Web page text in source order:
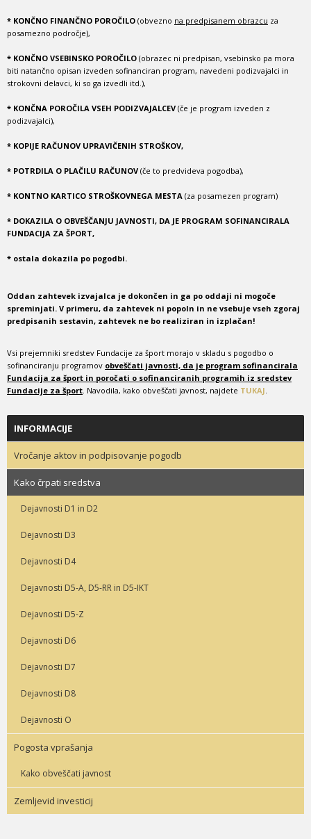
* KONČNO FINANČNO POROČILO (obvezno na predpisanem obrazcu za
posamezno področje),
* KONČNO VSEBINSKO POROČILO (obrazec ni predpisan, vsebinsko pa mora
biti natančno opisan izveden sofinanciran program, navedeni podizvajalci in
strokovni delavci, ki so ga izvedli itd.),
* KONČNA POROČILA VSEH PODIZVAJALCEV (če je program izveden z
podizvajalci),
* KOPIJE RAČUNOV UPRAVIČENIH STROŠKOV,
* POTRDILA O PLAČILU RAČUNOV (če to predvideva pogodba),
* KONTNO KARTICO STROŠKOVNEGA MESTA (za posamezen program)
* DOKAZILA O OBVEŠČANJU JAVNOSTI, DA JE PROGRAM SOFINANCIRALA
FUNDACIJA ZA ŠPORT,
* ostala dokazila po pogodbi.
Oddan zahtevek izvajalca je dokončen in ga po oddaji ni mogoče
spreminjati. V primeru, da zahtevek ni popoln in ne vsebuje vseh zgoraj
predpisanih sestavin, zahtevek ne bo realiziran in izplačan!
Vsi prejemniki sredstev Fundacije za šport morajo v skladu s pogodbo o
sofinanciranju programov obveščati javnosti, da je program sofinancirala
Fundacija za šport in poročati o sofinanciranih programih iz sredstev
Fundacije za šport. Navodila, kako obveščati javnost, najdete TUKAJ.
INFORMACIJE
Vročanje aktov in podpisovanje pogodb
Kako črpati sredstva
Dejavnosti D1 in D2
Dejavnosti D3
Dejavnosti D4
Dejavnosti D5-A, D5-RR in D5-IKT
Dejavnosti D5-Z
Dejavnosti D6
Dejavnosti D7
Dejavnosti D8
Dejavnosti O
Pogosta vprašanja
Kako obveščati javnost
Zemljevid investicij